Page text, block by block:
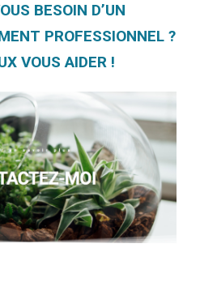
BESOIN D’UN
PROFESSIONNEL ?
VOUS AIDER !